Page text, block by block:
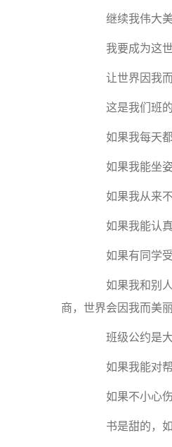
继续我伟大美
我要成为这世
让世界因我
这是我们班的
如果我每天都
如果我能坐姿
如果我从来不
如果我能认真
如果有同学受
如果我和别人
商，世界会因我而美丽
班级公约是大
如果我能对帮
如果不小心伤
书是甜的，如